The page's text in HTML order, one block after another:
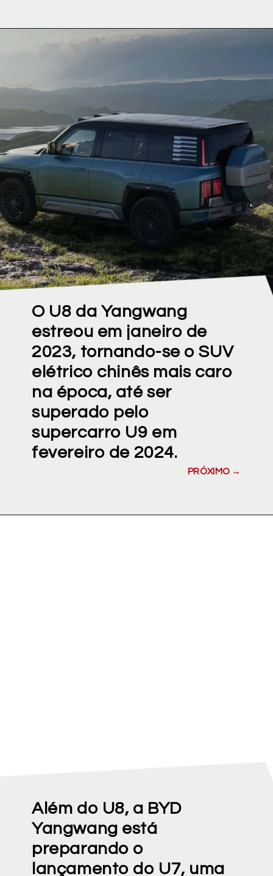
O U8 da Yangwang
estreou em janeiro de
2023, tornando-se o SUV
elétrico chinês mais caro
na época, até ser
superado pelo
supercarro U9 em
fevereiro de 2024.
PRÓXIMO →
Além do U8, a BYD
Yangwang está
preparando o
lançamento do U7, uma